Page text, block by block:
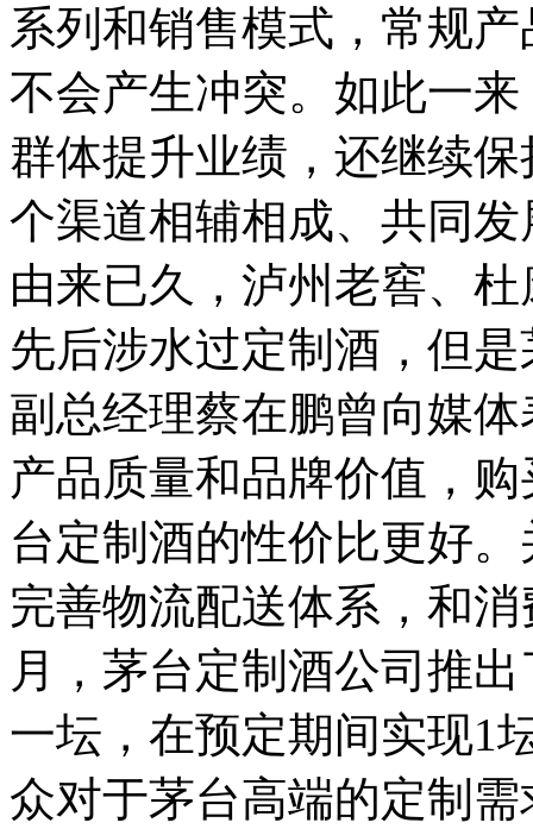
系列和销售模式，常规
不会产生冲突。如此一
群体提升业绩，还继续
个渠道相辅相成、共同
由来已久，泸州老窖、
先后涉水过定制酒，但
副总经理蔡在鹏曾向媒
产品质量和品牌价值，
台定制酒的性价比更好
完善物流配送体系，和
月，茅台定制酒公司推
一坛，在预定期间实现1
众对于茅台高端的定制